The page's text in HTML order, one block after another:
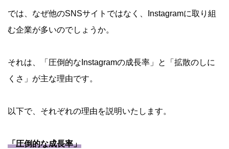
では、なぜ他のSNSサイトではなく、Instagramに取り組
む企業が多いのでしょうか。
それは、「圧倒的なInstagramの成長率」と「拡散のしに
くさ」が主な理由です。
以下で、それぞれの理由を説明いたします。
「圧倒的な成長率」